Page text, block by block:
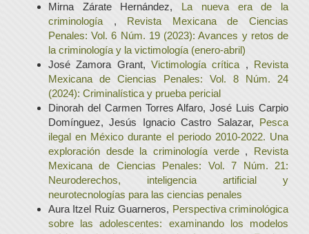
Mirna Zárate Hernández, La nueva era de la
criminología , Revista Mexicana de Ciencias
Penales: Vol. 6 Núm. 19 (2023): Avances y retos de
la criminología y la victimología (enero-abril)
José Zamora Grant, Victimología crítica , Revista
Mexicana de Ciencias Penales: Vol. 8 Núm. 24
(2024): Criminalística y prueba pericial
Dinorah del Carmen Torres Alfaro, José Luis Carpio
Domínguez, Jesús Ignacio Castro Salazar, Pesca
ilegal en México durante el periodo 2010-2022. Una
exploración desde la criminología verde , Revista
Mexicana de Ciencias Penales: Vol. 7 Núm. 21:
Neuroderechos, inteligencia artificial y
neurotecnologías para las ciencias penales
Aura Itzel Ruiz Guarneros, Perspectiva criminológica
sobre las adolescentes: examinando los modelos